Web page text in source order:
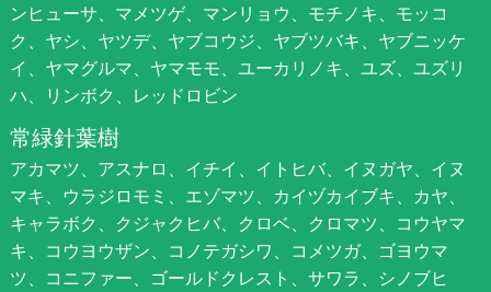
ンヒューサ、マメツゲ、マンリョウ、モチノキ、モッコ
ク、ヤシ、ヤツデ、ヤブコウジ、ヤブツバキ、ヤブニッケ
イ、ヤマグルマ、ヤマモモ、ユーカリノキ、ユズ、ユズリ
ハ、リンボク、レッドロビン
常緑針葉樹
アカマツ、アスナロ、イチイ、イトヒバ、イヌガヤ、イヌ
マキ、ウラジロモミ、エゾマツ、カイヅカイブキ、カヤ、
キャラボク、クジャクヒバ、クロベ、クロマツ、コウヤマ
キ、コウヨウザン、コノテガシワ、コメツガ、ゴヨウマ
ツ、コニファー、ゴールドクレスト、サワラ、シノブヒ